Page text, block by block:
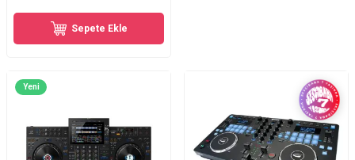
Sepete Ekle
Yeni